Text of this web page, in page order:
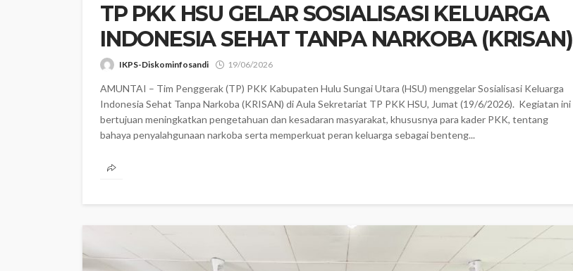
‎TP PKK HSU GELAR SOSIALISASI KELUARGA
INDONESIA SEHAT TANPA NARKOBA (KRISAN)
IKPS-Diskominfosandi 19/06/2026
AMUNTAI – Tim Penggerak (TP) PKK Kabupaten Hulu Sungai Utara (HSU) menggelar Sosialisasi Keluarga
Indonesia Sehat Tanpa Narkoba (KRISAN) di Aula Sekretariat TP PKK HSU, Jumat (19/6/2026). ‎ Kegiatan ini
bertujuan meningkatkan pengetahuan dan kesadaran masyarakat, khususnya para kader PKK, tentang
bahaya penyalahgunaan narkoba serta memperkuat peran keluarga sebagai benteng...